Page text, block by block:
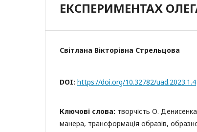
ЕКСПЕРИМЕНТАХ
Світлана Вікторівна Стрельцова
DOI: https://doi.org/10.32782/uad.2023.1.4
Ключові слова: творчість О.
манера, трансформація образів,